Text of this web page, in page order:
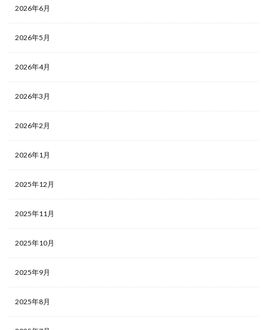
2026年6月
2026年5月
2026年4月
2026年3月
2026年2月
2026年1月
2025年12月
2025年11月
2025年10月
2025年9月
2025年8月